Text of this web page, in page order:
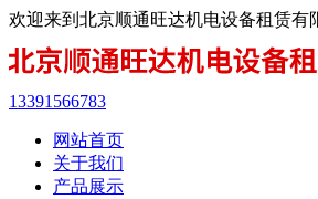
欢迎来到北京顺通旺达机电设备租赁有
13391566783
网站首页
关于我们
产品展示